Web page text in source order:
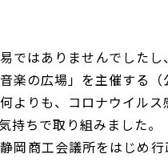
ではありませんでした
楽の広場」を主催する
よりも、コロナウイル
持ちで取り組みました。
岡商工会議所をはじめ